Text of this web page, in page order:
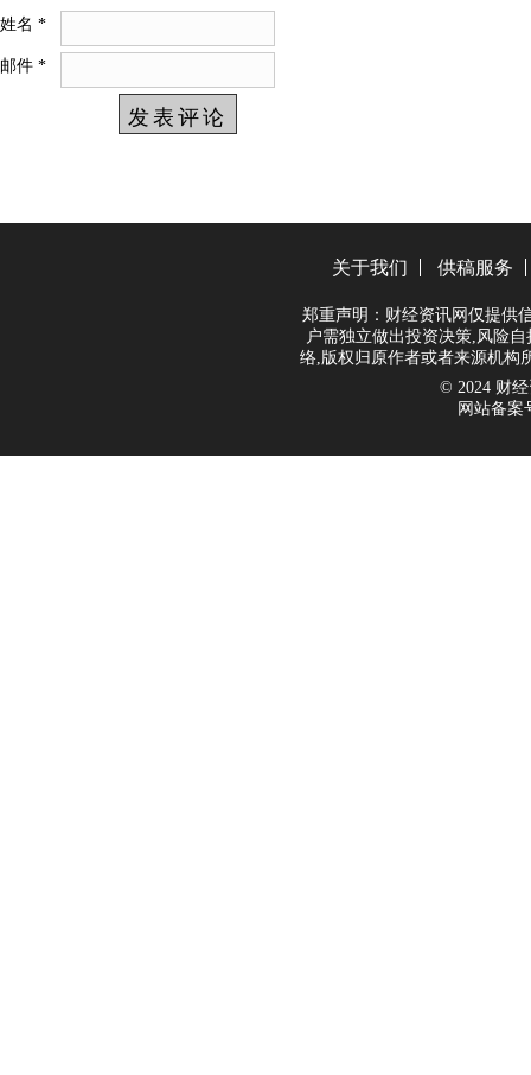
姓名 *
邮件 *
关于我们 供稿服务
郑重声明：财经资讯网仅提供
户需独立做出投资决策,风险
络,版权归原作者或者来源机构
© 2024 财经
网站备案